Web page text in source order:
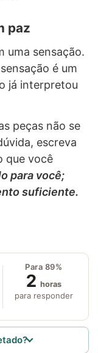
paz
uma sensação.
é um
já interpretou
peças não se
escreva
que você
para você;
suficiente.
Para 89%
2 horas
para responder